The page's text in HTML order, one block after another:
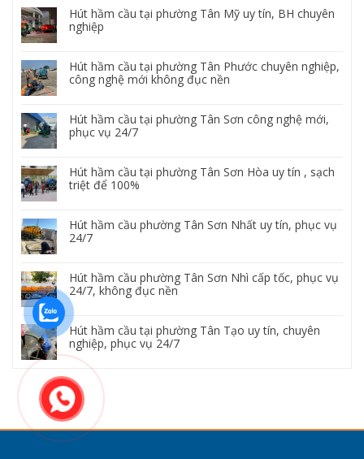
Hút hầm cầu tại phường Tân Mỹ uy tín, BH chuyên
nghiệp
Hút hầm cầu tại phường Tân Phước chuyên nghiệp,
công nghệ mới không đục nền
Hút hầm cầu tại phường Tân Sơn công nghệ mới,
phục vụ 24/7
Hút hầm cầu tại phường Tân Sơn Hòa uy tín , sạch
triệt để 100%
Hút hầm cầu phường Tân Sơn Nhất uy tín, phục vụ
24/7
Hút hầm cầu phường Tân Sơn Nhì cấp tốc, phục vụ
24/7, không đục nền
Hút hầm cầu tại phường Tân Tạo uy tín, chuyên
nghiệp, phục vụ 24/7